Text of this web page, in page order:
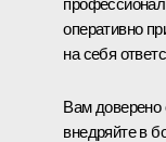
оперативно
на себя
Вам доверено
внедряйте в